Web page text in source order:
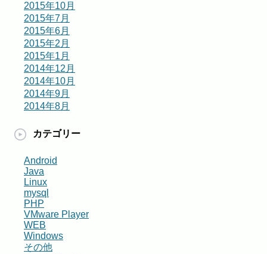
2015年10月
2015年7月
2015年6月
2015年2月
2015年1月
2014年12月
2014年10月
2014年9月
2014年8月
カテゴリー
Android
Java
Linux
mysql
PHP
VMware Player
WEB
Windows
その他